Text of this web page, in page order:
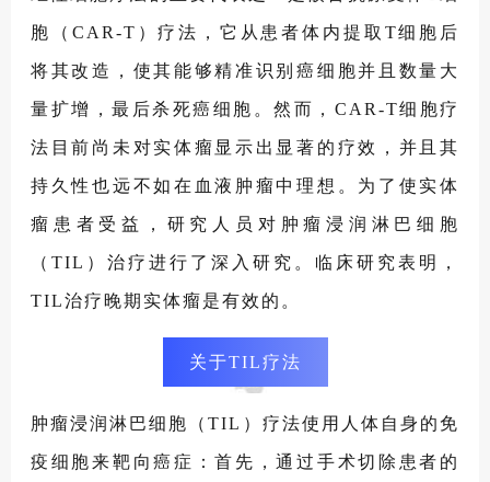
胞（CAR-T）疗法，它从患者体内提取T细胞后
将其改造，使其能够精准识别癌细胞并且数量大
量扩增，最后杀死癌细胞。然而，CAR-T细胞疗
法目前尚未对实体瘤显示出显著的疗效，并且其
持久性也远不如在血液肿瘤中理想。为了使实体
瘤患者受益，研究人员对肿瘤浸润淋巴细胞
（TIL）治疗进行了深入研究。临床研究表明，
TIL治疗晚期实体瘤是有效的。
关于TIL疗法
肿瘤浸润淋巴细胞（TIL）疗法使用人体自身的免
疫细胞来靶向癌症：首先，通过手术切除患者的